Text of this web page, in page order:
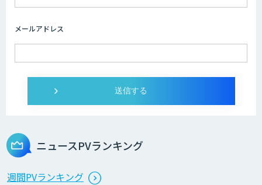
メールアドレス
ニュースPVランキング
週間PVランキング